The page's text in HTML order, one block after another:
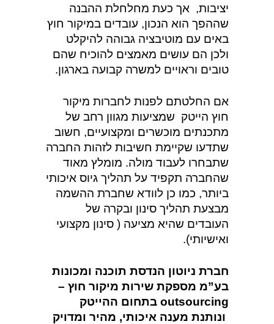
יציבות, אך כעת מחלחלת ההבנה
שההפך הוא הנכון, עובדים במיקור חוץ
באים עם מוטיבציה גבוהה להיקלט
ולכן הם עושים מאמצים להוכיח שהם
טובים וראויים למשרה קבועה בארגון.
אם החלטתם לפנות לחברות מיקור
חוץ הייטק שמציעות מגוון רחב של
מתכנתים מוכשרים ומקצועיים, חשוב
שתדעו שקיימת חשיבות לזהות החברה
שתבחרו לעבוד מולה. מומלץ מאוד
שהחברה תקפיד על תהליך גיוס איכותי
ביותר, כמו כן לוודא שחברת ההשמה
מבצעת תהליך סינון ובקרה של
העובדים שהיא מציעה ( סינון מקצועי
ואישיותי).
חברת ניוטון הנדסת תוכנה ומכונות
בע”מ מספקת שירות מיקור חוץ –
outsourcing בתחום ההייטק
ונותנת מענה איכותי, מהיר ומדויק